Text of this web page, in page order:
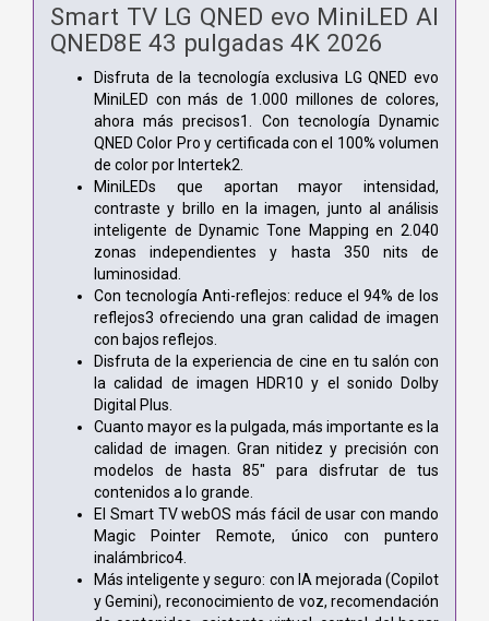
Smart TV LG QNED evo MiniLED AI
QNED8E 43 pulgadas 4K 2026
Disfruta de la tecnología exclusiva LG QNED evo
MiniLED con más de 1.000 millones de colores,
ahora más precisos1. Con tecnología Dynamic
QNED Color Pro y certificada con el 100% volumen
de color por Intertek2.
MiniLEDs que aportan mayor intensidad,
contraste y brillo en la imagen, junto al análisis
inteligente de Dynamic Tone Mapping en 2.040
zonas independientes y hasta 350 nits de
luminosidad.
Con tecnología Anti-reflejos: reduce el 94% de los
reflejos3 ofreciendo una gran calidad de imagen
con bajos reflejos.
Disfruta de la experiencia de cine en tu salón con
la calidad de imagen HDR10 y el sonido Dolby
Digital Plus.
Cuanto mayor es la pulgada, más importante es la
calidad de imagen. Gran nitidez y precisión con
modelos de hasta 85" para disfrutar de tus
contenidos a lo grande.
El Smart TV webOS más fácil de usar con mando
Magic Pointer Remote, único con puntero
inalámbrico4.
Más inteligente y seguro: con IA mejorada (Copilot
y Gemini), reconocimiento de voz, recomendación